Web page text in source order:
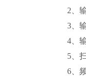
2、
3、
4、
5、
6、